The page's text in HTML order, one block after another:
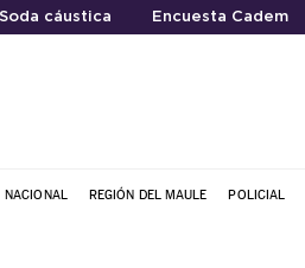
Soda cáustica Encuesta Cadem
NACIONAL REGIÓN DEL MAULE POLICIAL